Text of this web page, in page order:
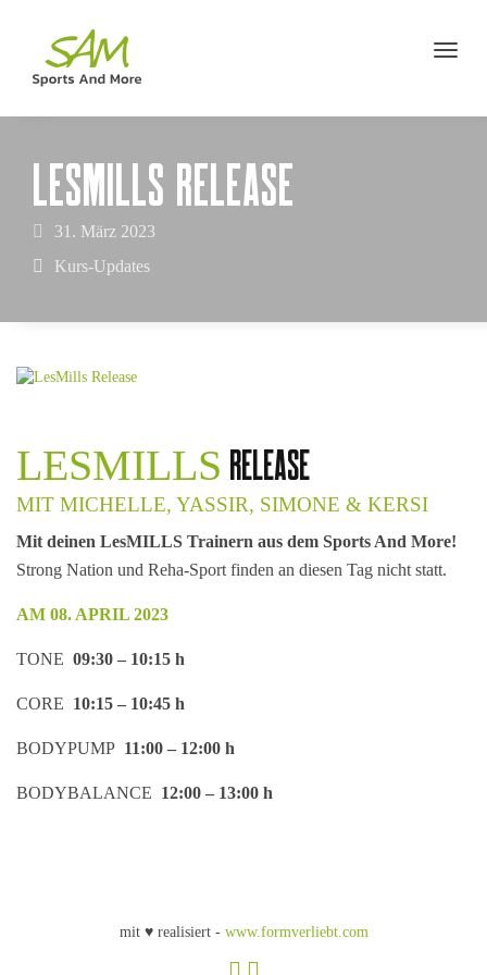
LESMILLS RELEASE
31. März 2023
Kurs-Updates
LESMILLS RELEASE
MIT MICHELLE, YASSIR, SIMONE & KERSI
Mit deinen LesMILLS Trainern aus dem Sports And More!
Strong Nation und Reha-Sport finden an diesen Tag nicht statt.
AM 08. APRIL 2023
TONE 09:30 – 10:15 h
CORE 10:15 – 10:45 h
BODYPUMP 11:00 – 12:00 h
BODYBALANCE 12:00 – 13:00 h
mit ♥ realisiert - www.formverliebt.com